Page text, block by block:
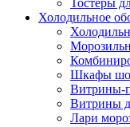
Тостеры
Холодильное
Шкафы
Витрины-
Витрины
Лари